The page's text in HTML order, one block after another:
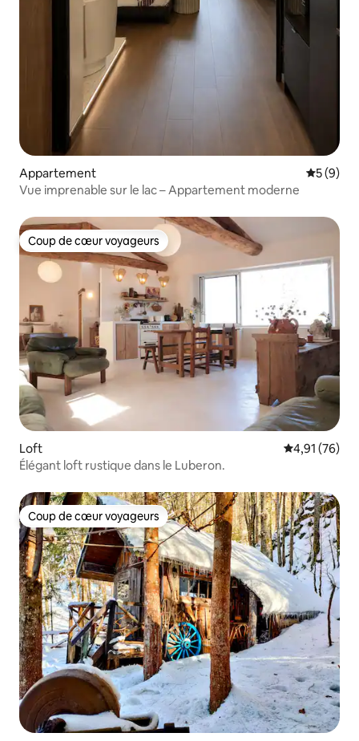
Appartement
5 (9)
Vue imprenable sur le lac – Appartement moderne
Coup de cœur voyageurs
Coup de cœur voyageurs
Loft Évaluation
4,91 (76)
Élégant loft rustique dans le Luberon.
Coup de cœur voyageurs
Coup de cœur voyageurs